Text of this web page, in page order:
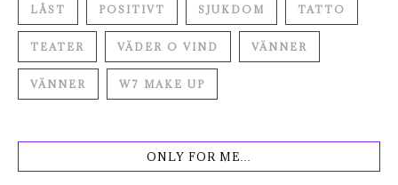
LÅST POSITIVT SJUKDOM TATTO
TEATER VÄDER O VIND VÄNNER
VÄNNER W7 MAKE UP
ONLY FOR ME…